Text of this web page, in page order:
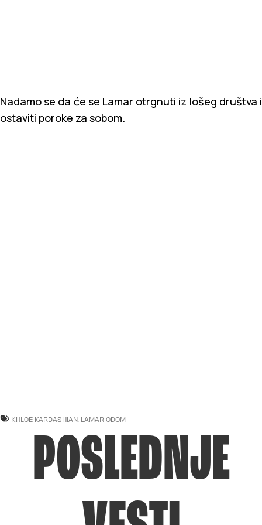
Nadamo se da će se Lamar otrgnuti iz lošeg društva i
ostaviti poroke za sobom.
KHLOE KARDASHIAN, LAMAR ODOM
POSLEDNJE